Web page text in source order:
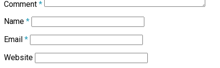
Comment *
Name *
Email *
Website